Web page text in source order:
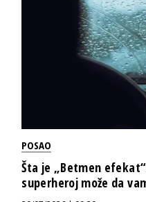
POSAO
Šta je „Betmen
superheroj može da